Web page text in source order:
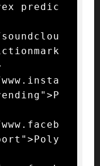
predic